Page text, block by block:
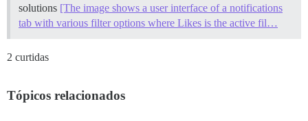
solutions [The image shows a user interface of a notifications
tab with various filter options where Likes is the active fil…
2 curtidas
Tópicos relacionados